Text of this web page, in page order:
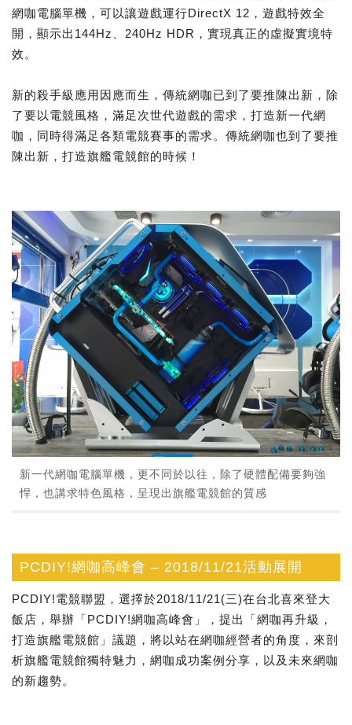
網咖電腦單機，可以讓遊戲運行DirectX 12，遊戲特效全
開，顯示出144Hz、240Hz HDR，實現真正的虛擬實境特
效。
新的殺手級應用因應而生，傳統網咖已到了要推陳出新，除
了要以電競風格，滿足次世代遊戲的需求，打造新一代網
咖，同時得滿足各類電競賽事的需求。傳統網咖也到了要推
陳出新，打造旗艦電競館的時候！
新一代網咖電腦單機，更不同於以往，除了硬體配備要夠強
悍，也講求特色風格，呈現出旗艦電競館的質感
PCDIY!網咖高峰會 – 2018/11/21活動展開
PCDIY!電競聯盟，選擇於2018/11/21(三)在台北喜來登大
飯店，舉辦「PCDIY!網咖高峰會」，提出「網咖再升級，
打造旗艦電競館」議題，將以站在網咖經營者的角度，來剖
析旗艦電競館獨特魅力，網咖成功案例分享，以及未來網咖
的新趨勢。